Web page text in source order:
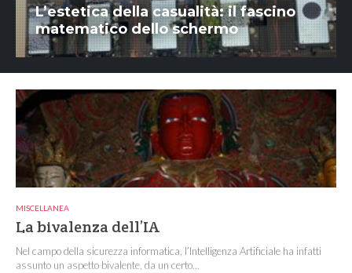
L’estetica della casualità: il fascino
matematico dello schermo
MISCELLANEA
La bivalenza dell’IA
Nel campo della sicurezza informatica, l’Intelligenza Artificiale ha infatti
assunto un aspetto bivalente, da un certo...